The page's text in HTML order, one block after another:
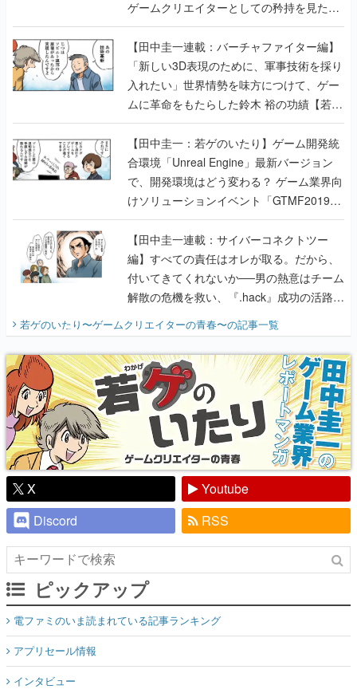
ゲームクリエイターとしての矜持を見た
【若ゲのいたり最終回】
【田中圭一連載：バーチャファイター編】
「新しい3D表現のために、軍事技術を採り
入れたい」世界情勢を味方につけて、ゲー
ムに革命をもたらした鈴木 裕の功績【若ゲ
のいたり】
【田中圭一：若ゲのいたり】ゲーム開発統
合環境「Unreal Engine」最新バージョン
で、開発環境はどう変わる？ ゲーム業界向
けソリューションイベント「GTMF2019」
に行って、より理解を深めよう【PR】
【田中圭一連載：サイバーコネクトツー
編】すべての責任はオレが取る。だから、
付いてきてくれないか──男の熱意はチーム
解散の危機を救い、『.hack』成功の活路を
開く。業界の快男児・松山 洋に流れる血は
『少年ジャンプ』色だった【若ゲのいた
り】
若ゲのいたり〜ゲームクリエイターの青春〜の記事一覧
X
Youtube
Discord
RSS
ピックアップ
電ファミのいま読まれている記事ランキング
アプリセール情報
インタビュー